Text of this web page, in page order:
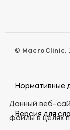
© MacroClinic,
Нормативные
Версия для
Данный веб-
файлы в целях